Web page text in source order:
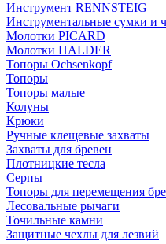
Инструмент RENNSTEIG
Инструментальные сумки и
Молотки PICARD
Молотки HALDER
Топоры Ochsenkopf
Топоры
Топоры малые
Колуны
Крюки
Ручные клещевые захваты
Захваты для бревен
Плотницкие тесла
Серпы
Топоры для перемещения
Лесовальные рычаги
Точильные камни
Защитные чехлы для лезвий